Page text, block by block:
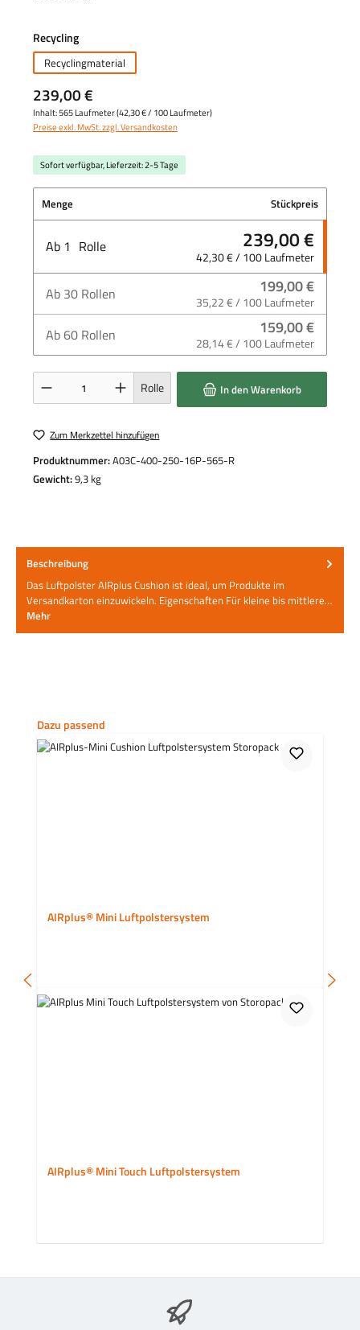
Recyclingauswählen
Recyclingmaterial
239,00 €
Inhalt:565 Laufmeter(42,30 €/ 100 Laufmeter)
Preise exkl. MwSt. zzgl. Versandkosten
Sofort verfügbar, Lieferzeit: 2-5 Tage
Menge Stückpreis
Ab 1 Rolle 239,00 €
42,30 € / 100 Laufmeter
Ab 30 Rollen 199,00 €
35,22 € / 100 Laufmeter
Ab60 Rollen 159,00 €
28,14 € / 100 Laufmeter
Produkt Anzahl: Gib den gewünschten Wert ein oder benutze die Schaltflächen um
Rolle In den Warenkorb
Zum Merkzettel hinzufügen
Produktnummer:A03C-400-250-16P-565-R
Gewicht:9,3 kg
Beschreibung
Das Luftpolster AIRplus Cushion ist ideal, um Produkte im
Versandkarton einzuwickeln. Eigenschaften Für kleine bis mittlere…
Mehr
Produktgalerie überspringen
Dazu passend
AIRplus® Mini Luftpolstersystem
AIRplus® Mini Touch Luftpolstersystem